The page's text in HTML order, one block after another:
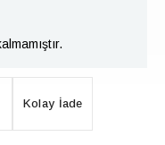
Kolay İade